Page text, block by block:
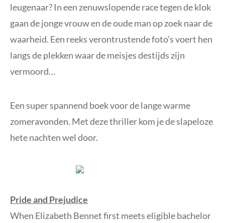
leugenaar? In een zenuwslopende race tegen de klok
gaan de jonge vrouw en de oude man op zoek naar de
waarheid. Een reeks verontrustende foto’s voert hen
langs de plekken waar de meisjes destijds zijn
vermoord…
Een super spannend boek voor de lange warme
zomeravonden. Met deze thriller kom je de slapeloze
hete nachten wel door.
Pride and Prejudice
When Elizabeth Bennet first meets eligible bachelor